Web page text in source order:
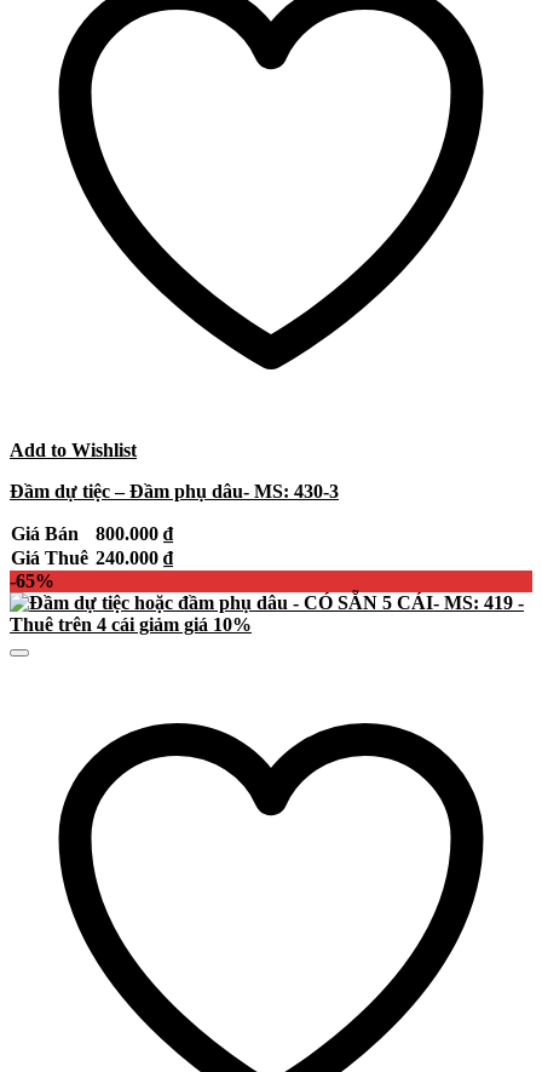
Add to Wishlist
Đầm dự tiệc – Đầm phụ dâu- MS: 430-3
Giá Bán 800.000 ₫
Giá Thuê 240.000 ₫
-65%